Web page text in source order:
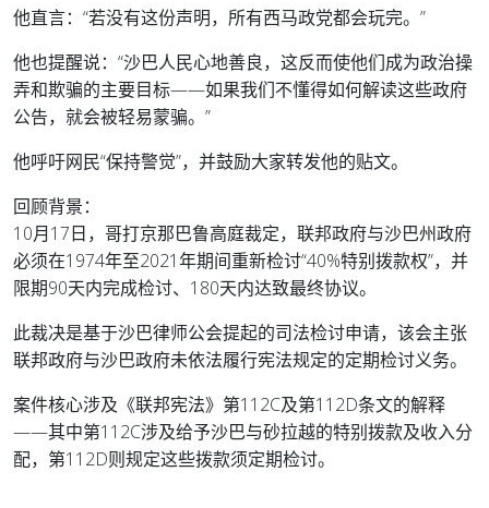
他直言：“若没有这份声明，所有西马政党都会玩完。”
他也提醒说：“沙巴人民心地善良，这反而使他们成为政治操
弄和欺骗的主要目标——如果我们不懂得如何解读这些政府
公告，就会被轻易蒙骗。”
他呼吁网民“保持警觉”，并鼓励大家转发他的贴文。
回顾背景：
10月17日，哥打京那巴鲁高庭裁定，联邦政府与沙巴州政府
必须在1974年至2021年期间重新检讨“40%特别拨款权”，并
限期90天内完成检讨、180天内达致最终协议。
此裁决是基于沙巴律师公会提起的司法检讨申请，该会主张
联邦政府与沙巴政府未依法履行宪法规定的定期检讨义务。
案件核心涉及《联邦宪法》第112C及第112D条文的解释
——其中第112C涉及给予沙巴与砂拉越的特别拨款及收入分
配，第112D则规定这些拨款须定期检讨。